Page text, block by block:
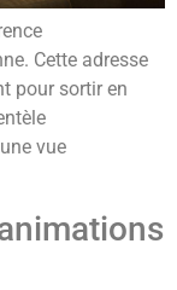
Cette adresse
pour sortir en
vue